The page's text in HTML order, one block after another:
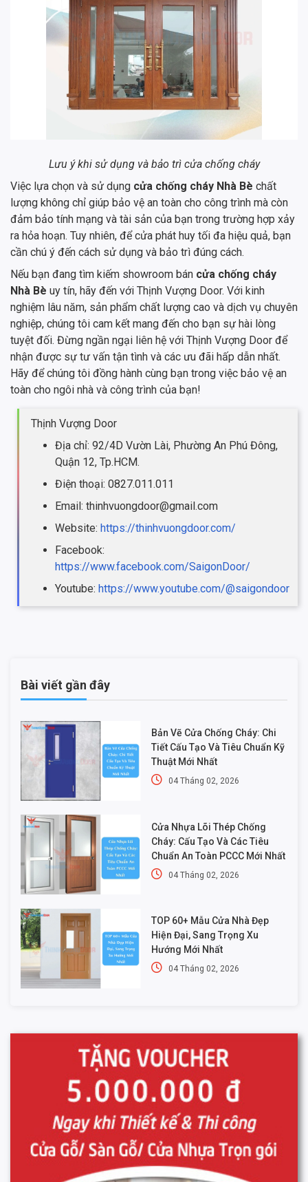
Lưu ý khi sử dụng và bảo trì cửa chống cháy
Việc lựa chọn và sử dụng cửa chống cháy Nhà Bè chất
lượng không chỉ giúp bảo vệ an toàn cho công trình mà còn
đảm bảo tính mạng và tài sản của bạn trong trường hợp xảy
ra hỏa hoạn. Tuy nhiên, để cửa phát huy tối đa hiệu quả, bạn
cần chú ý đến cách sử dụng và bảo trì đúng cách.
Nếu bạn đang tìm kiếm showroom bán cửa chống cháy
Nhà Bè uy tín, hãy đến với Thịnh Vượng Door. Với kinh
nghiệm lâu năm, sản phẩm chất lượng cao và dịch vụ chuyên
nghiệp, chúng tôi cam kết mang đến cho bạn sự hài lòng
tuyệt đối. Đừng ngần ngại liên hệ với Thịnh Vượng Door để
nhận được sự tư vấn tận tình và các ưu đãi hấp dẫn nhất.
Hãy để chúng tôi đồng hành cùng bạn trong việc bảo vệ an
toàn cho ngôi nhà và công trình của bạn!
Thịnh Vượng Door
Địa chỉ: 92/4D Vườn Lài, Phường An Phú Đông,
Quận 12, Tp.HCM.
Điện thoại: 0827.011.011
Email: thinhvuongdoor@gmail.com
Website: https://thinhvuongdoor.com/
Facebook:
https://www.facebook.com/SaigonDoor/
Youtube: https://www.youtube.com/@saigondoor
Bài viết gần đây
Bản Vẽ Cửa Chống Cháy: Chi
Tiết Cấu Tạo Và Tiêu Chuẩn Kỹ
Thuật Mới Nhất
04 Tháng 02, 2026
Cửa Nhựa Lõi Thép Chống
Cháy: Cấu Tạo Và Các Tiêu
Chuẩn An Toàn PCCC Mới Nhất
04 Tháng 02, 2026
TOP 60+ Mẫu Cửa Nhà Đẹp
Hiện Đại, Sang Trọng Xu
Hướng Mới Nhất
04 Tháng 02, 2026